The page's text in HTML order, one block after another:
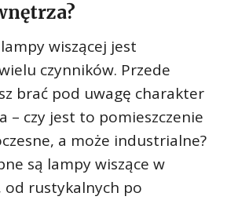
wiszącej jest
czynników. Przede
brać pod uwagę charakter
– czy jest to pomieszczenie
a może industrialne?
są lampy wiszące w
od rustykalnych po